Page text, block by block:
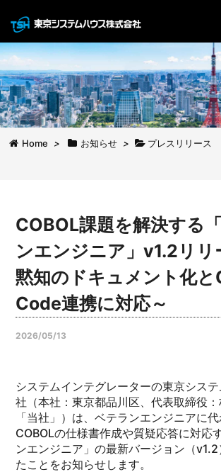
Home > お知らせ > プレスリリース
COBOL課題を解決する
ンエンジニア」v1.2リリ
黙知のドキュメント化
Code連携に対応～
2026/05/13
システムインテグレーターの東京シス
社（本社：東京都品川区、代表取締役
「当社」）は、ベテランエンジニアに
COBOLの仕様書作成や質疑応答に対応
ンエンジニア」の最新バージョン（
たことをお知らせします。